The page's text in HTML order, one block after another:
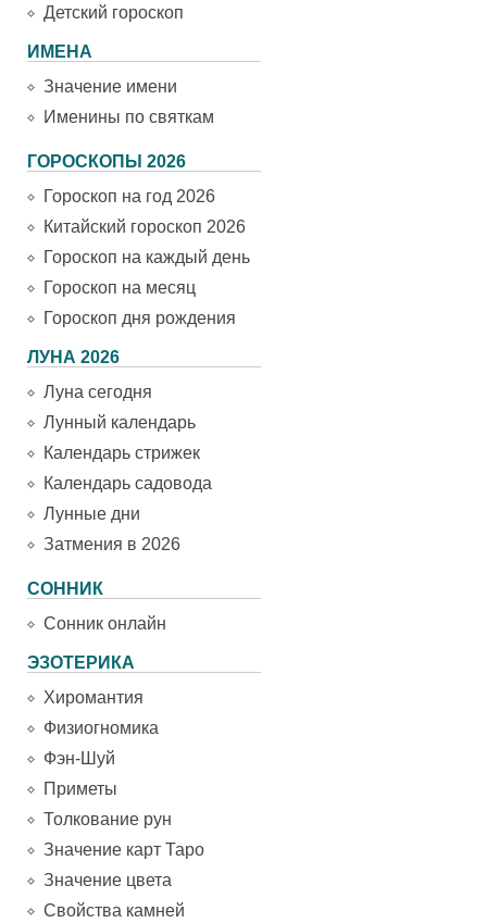
Детский гороскоп
ИМЕНА
Значение имени
Именины по святкам
ГОРОСКОПЫ 2026
Гороскоп на год 2026
Китайский гороскоп 2026
Гороскоп на каждый день
Гороскоп на месяц
Гороскоп дня рождения
ЛУНА 2026
Луна сегодня
Лунный календарь
Календарь стрижек
Календарь садовода
Лунные дни
Затмения в 2026
СОННИК
Сонник онлайн
ЭЗОТЕРИКА
Хиромантия
Физиогномика
Фэн-Шуй
Приметы
Толкование рун
Значение карт Таро
Значение цвета
Свойства камней